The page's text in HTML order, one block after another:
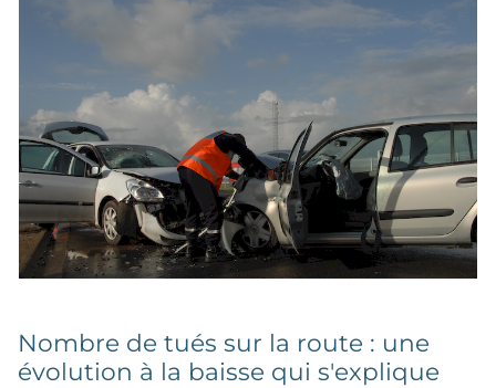
Nombre de tués sur la route : une
évolution à la baisse qui s'explique